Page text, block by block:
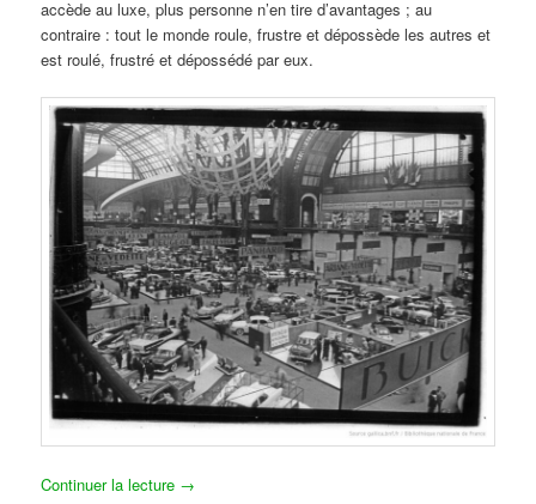
accède au luxe, plus personne n’en tire d’avantages ; au
contraire : tout le monde roule, frustre et dépossède les autres et
est roulé, frustré et dépossédé par eux.
Continuer la lecture →